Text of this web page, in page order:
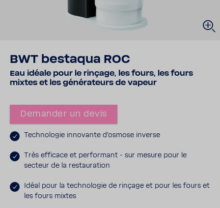
BWT bestaqua ROC
Eau idéale pour le rinçage, les fours, les fours
mixtes et les géné­ra­teurs de vapeur
Demander un devis
Tech­no­logie inno­vante d'os­mose inverse
Très effi­cace et perfor­mant - sur mesure pour le
secteur de la restau­ra­tion
Idéal pour la tech­no­logie de rinçage et pour les fours et
les fours mixtes